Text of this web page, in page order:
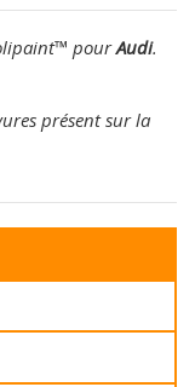
™ pourAudi.
présent sur la